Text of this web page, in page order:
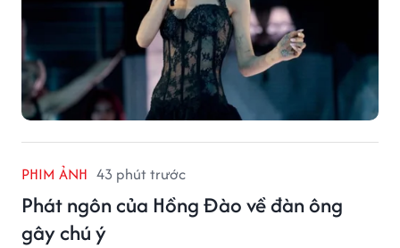
PHIM ẢNH 43 phút trước
Phát ngôn của Hồng Đào về đàn ông
gây chú ý